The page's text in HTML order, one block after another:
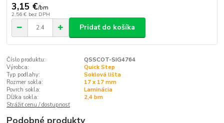
3,15 €/bm
2,56 € bez DPH
Pridať do košíka
Číslo produktu:
QSSCOT-SIG4764
Výrobca:
Quick Step
Typ podlahy:
Soklová lišta
Rozmer sokla:
17 x 17 mm
Povrch sokla:
Laminácia
Dĺžka sokla:
2,4 bm
Strážiť cenu / dostupnosť
Podobné produkty